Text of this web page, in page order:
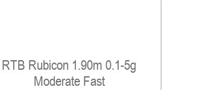
RTB Rubicon 1.90m 0.1-5g
Moderate Fast